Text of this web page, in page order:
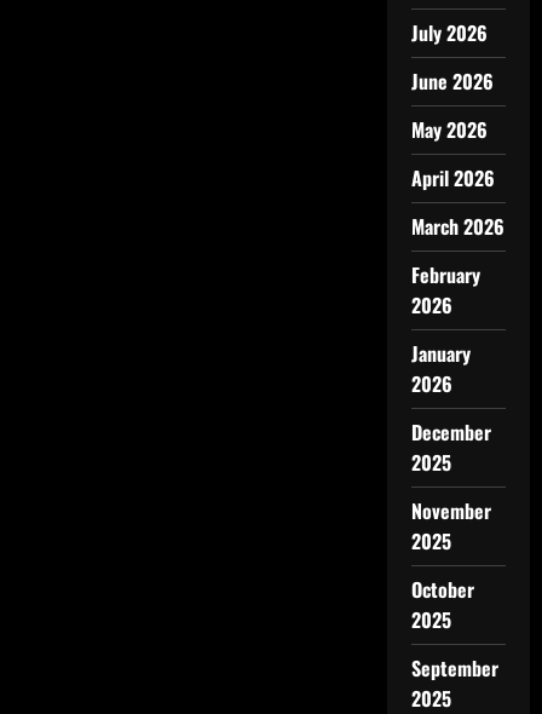
July 2026
June 2026
May 2026
April 2026
March 2026
February
2026
January
2026
December
2025
November
2025
October
2025
September
2025